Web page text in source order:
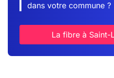
dans votre commune ?
La fibre à Saint-